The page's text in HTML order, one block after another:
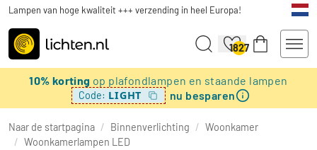
Lampen van hoge kwaliteit +++ verzending in heel Europa!
1827
10% korting op plafondlampen en staande lampen
Code: LIGHT nu besparen
Naar de startpagina / Binnenverlichting / Woonkamer
/ Woonkamerlampen LED